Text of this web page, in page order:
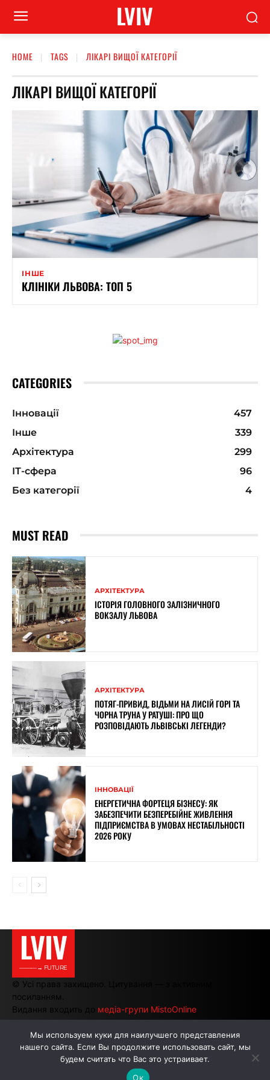
LVIV
HOME TAGS ЛІКАРІ ВИЩОЇ КАТЕГОРІЇ
ЛІКАРІ ВИЩОЇ КАТЕГОРІЇ
ІНШЕ
КЛІНІКИ ЛЬВОВА: ТОП 5
CATEGORIES
Інновації
457
Інше
339
Архітектура
299
ІТ-сфера
96
Без категорії
4
MUST READ
АРХІТЕКТУРА
ІСТОРІЯ ГОЛОВНОГО ЗАЛІЗНИЧНОГО
ВОКЗАЛУ ЛЬВОВА
АРХІТЕКТУРА
ПОТЯГ-ПРИВИД, ВІДЬМИ НА ЛИСІЙ ГОРІ ТА
ЧОРНА ТРУНА У РАТУШІ: ПРО ЩО
РОЗПОВІДАЮТЬ ЛЬВІВСЬКІ ЛЕГЕНДИ?
ІННОВАЦІЇ
ЕНЕРГЕТИЧНА ФОРТЕЦЯ БІЗНЕСУ: ЯК
ЗАБЕЗПЕЧИТИ БЕЗПЕРЕБІЙНЕ ЖИВЛЕННЯ
ПІДПРИЄМСТВА В УМОВАХ НЕСТАБІЛЬНОСТІ
2026 РОКУ
LVIV
———→ FUTURE
© Усі права захищено. Цитування — з активним
посиланням.
Видання входить до медіа-групи MistoOnline
АВТОРИ РЕКЛАМА НА САЙТІ
Мы используем куки для наилучшего представления
нашего сайта. Если Вы продолжите использовать сайт, мы
будем считать что Вас это устраивает.
Ок